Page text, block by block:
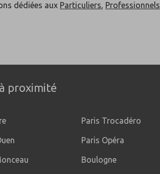
dédiées aux Particuliers, Professionnels
proximité
Paris Trocadéro
Paris Opéra
Boulogne